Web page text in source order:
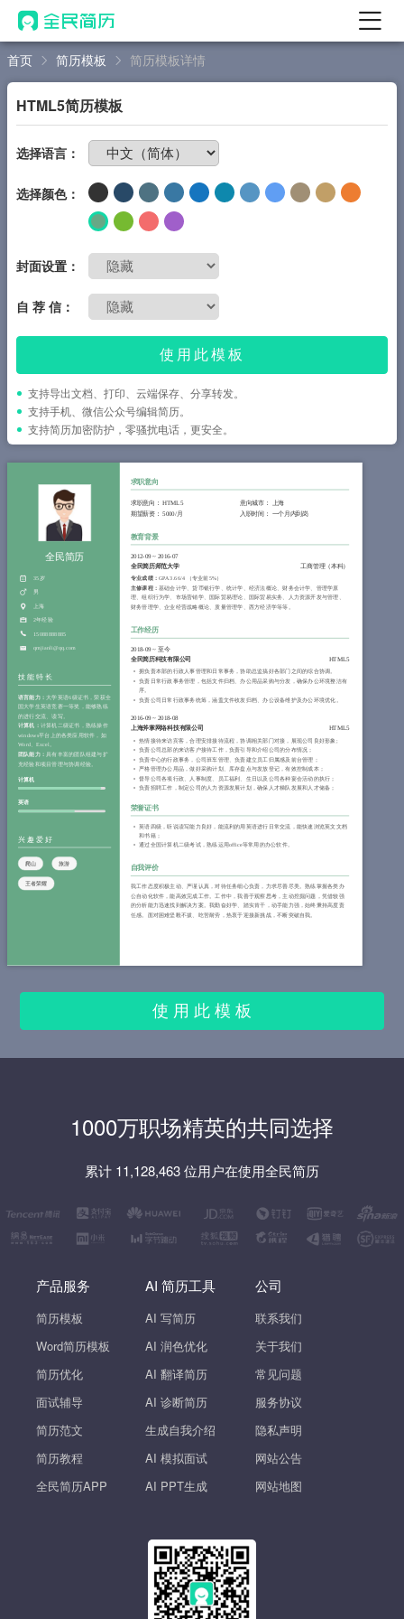
首页
AI 简历工具
AI 优化简历
AI 翻译简历
AI 诊断简历
AI 模拟面试
面试自我介绍
简历教程
登录 / 注册
首页 简历模板 简历模板详情
HTML5简历模板
选择语言：
选择颜色：
封面设置：
自 荐 信：
使用此模板
支持导出文档、打印、云端保存、分享转发。
支持手机、微信公众号编辑简历。
支持简历加密防护，零骚扰电话，更安全。
全民简历
35岁
男
上海
2年经验
15088888885
qmjianli@qq.com
技能特长
语言能力： 大学英语6级证书，荣获全
国大学生英语竞赛一等奖，能够熟练
的进行交流、读写。
计算机： 计算机二级证书，熟练操作
windows平台上的各类应用软件，如
Word、Excel。
团队能力： 具有丰富的团队组建与扩
充经验和项目管理与协调经验。
计算机
英语
兴趣爱好
爬山 旅游
王者荣耀
求职意向
求职意向：HTML5 意向城市： 上海
期望薪资：5000/月 入职时间： 一个月内到岗
教育背景
2012-09~ 2016-07
全民简历师范大学
工商管理（本科）
专业成绩： GPA 3.66/4 （专业前5%）
主修课程： 基础会计学、货币银行学、统计学、经济法概论、财务会计学、管理学原
理、组织行为学、市场营销学、国际贸易理论、国际贸易实务、人力资源开发与管理、
财务管理学、企业经营战略概论、质量管理学、西方经济学等等。
工作经历
2018-09~ 至今
全民简历科技有限公司
HTML5
拥负责本部的行政人事管理和日常事务，协助总监搞好各部门之间的综合协调。
负责日常行政事务管理，包括文件归档、办公用品采购与分发，确保办公环境整洁有
序。
负责公司日常行政事务统筹，涵盖文件收发归档、办公设备维护及办公环境优化。
2016-09~ 2018-08
上海斧掌网络科技有限公司
HTML5
热情接待来访宾客，合理安排接待流程，协调相关部门对接，展现公司良好形象;
负责公司总部的来访客户接待工作，负责引导和介绍公司的分布情况；
负责中心的行政事务，公司班车管理、负责建立员工归属感及前台管理；
严格管理办公用品，做好采购计划、库存盘点与发放登记，有效控制成本；
督导公司各项行政、人事制度、员工福利、生日以及公司各种宴会活动的执行；
负责招聘工作，制定公司的人力资源发展计划，确保人才梯队发展和人才储备；
荣誉证书
英语四级，听说读写能力良好，能流利的用英语进行日常交流，能快速浏览英文文档
和书籍；
通过全国计算机二级考试，熟练运用office等常用的办公软件。
自我评价
我工作态度积极主动、严谨认真，对待任务细心负责，力求尽善尽美。熟练掌握各类办
公自动化软件，能高效完成工作。工作中，我善于观察思考，主动挖掘问题，凭借较强
的分析能力迅速找到解决方案。我勤奋好学、踏实肯干，动手能力强，始终秉持高度责
任感。面对困难坚毅不拔、吃苦耐劳，热衷于迎接新挑战，不断突破自我。
使 用 此 模 板
1000万职场精英的共同选择
累计 11,128,463 位用户在使用全民简历
产品服务
简历模板
Word简历模板
简历优化
面试辅导
简历范文
简历教程
全民简历APP
AI 简历工具
AI 写简历
AI 润色优化
AI 翻译简历
AI 诊断简历
生成自我介绍
AI 模拟面试
AI PPT生成
公司
联系我们
关于我们
常见问题
服务协议
隐私声明
网站公告
网站地图